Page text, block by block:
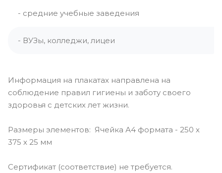
- средние учебные заведения
- ВУЗы, колледжи, лицеи
Информация на плакатах направлена на
соблюдение правил гигиены и заботу своего
здоровья с детских лет жизни.
Размеры элементов: Ячейка А4 формата - 250 х
375 х 25 мм
Сертификат (соответствие) не требуется.